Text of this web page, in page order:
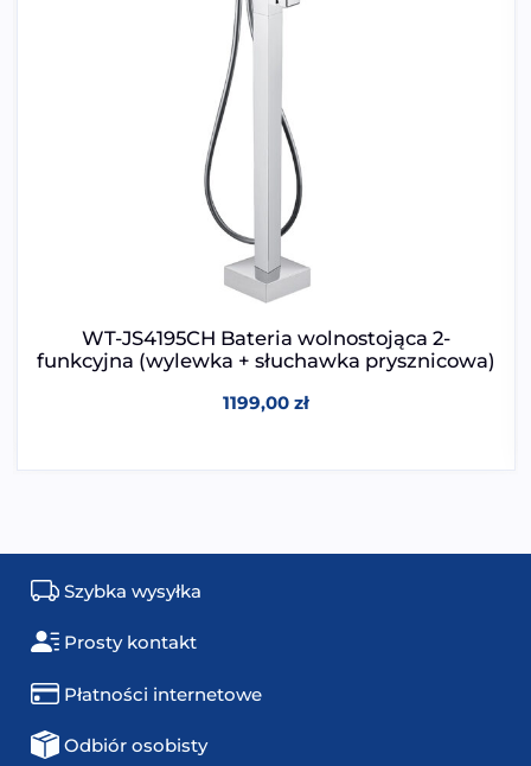
WT-JS4195CH Bateria wolnostojąca 2-
funkcyjna (wylewka + słuchawka prysznicowa)
1199,00 zł
Szybka wysyłka
Prosty kontakt
Płatności internetowe
Odbiór osobisty